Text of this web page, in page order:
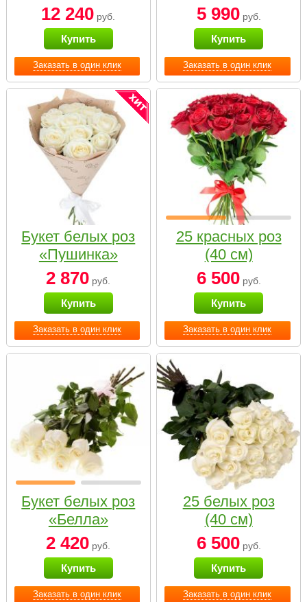
Заказать в один клик
12 240 руб.
Купить
Заказать в один клик
5 990руб.
Купить
Заказать в один клик
Букет белых роз
«Пушинка»
2 870 руб.
Купить
Заказать в один клик
25 красных роз
(40 см)
6 500руб.
Купить
Заказать в один клик
Букет белых роз
«Белла»
2 420 руб.
Купить
Заказать в один клик
25 белых роз
(40 см)
6 500руб.
Купить